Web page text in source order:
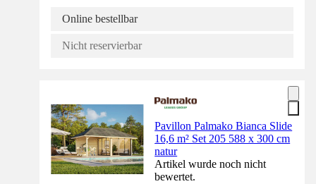
Online bestellbar
Nicht reservierbar
Pavillon Palmako Bianca Slide
16,6 m² Set 205 588 x 300 cm
natur
Artikel wurde noch nicht
bewertet.